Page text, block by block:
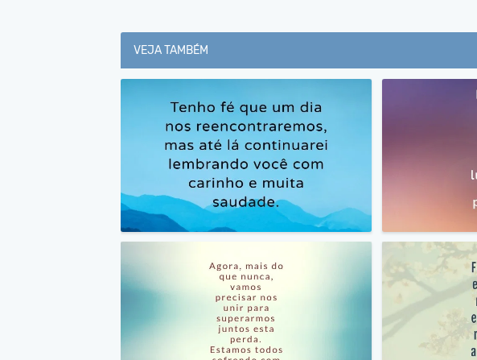
VEJA TAMBÉM